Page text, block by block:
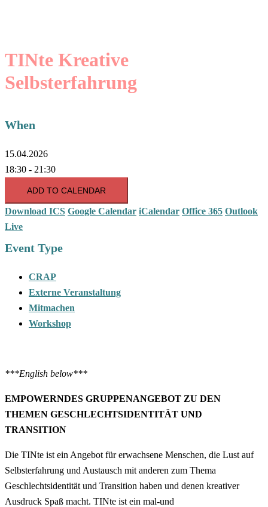
TINte Kreative
Selbsterfahrung
When
15.04.2026
18:30 - 21:30
ADD TO CALENDAR
Download ICS Google Calendar iCalendar Office 365 Outlook
Live
Event Type
CRAP
Externe Veranstaltung
Mitmachen
Workshop
***English below***
EMPOWERNDES GRUPPENANGEBOT ZU DEN
THEMEN GESCHLECHTSIDENTITÄT UND
TRANSITION
Die TINte ist ein Angebot für erwachsene Menschen, die Lust auf
Selbsterfahrung und Austausch mit anderen zum Thema
Geschlechtsidentität und Transition haben und denen kreativer
Ausdruck Spaß macht. TINte ist ein mal-und